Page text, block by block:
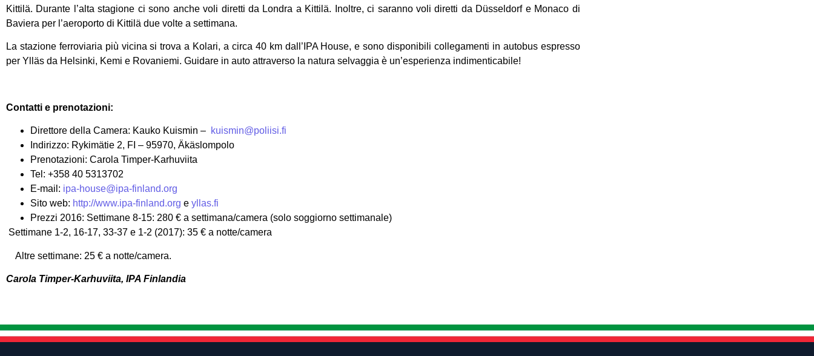
Kittilä. Durante l’alta stagione ci sono anche voli diretti da Londra a Kittilä. Inoltre, ci saranno voli diretti da Düsseldorf e Monaco di
Baviera per l’aeroporto di Kittilä due volte a settimana.
La stazione ferroviaria più vicina si trova a Kolari, a circa 40 km dall’IPA House, e sono disponibili collegamenti in autobus espresso
per Ylläs da Helsinki, Kemi e Rovaniemi. Guidare in auto attraverso la natura selvaggia è un’esperienza indimenticabile!
Contatti e prenotazioni:
Direttore della Camera: Kauko Kuismin – kuismin@poliisi.fi
Indirizzo: Rykimätie 2, FI – 95970, Äkäslompolo
Prenotazioni: Carola Timper-Karhuviita
Tel: +358 40 5313702
E-mail: ipa-house@ipa-finland.org
Sito web: http://www.ipa-finland.org e yllas.fi
Prezzi 2016: Settimane 8-15: 280 € a settimana/camera (solo soggiorno settimanale)
Settimane 1-2, 16-17, 33-37 e 1-2 (2017): 35 € a notte/camera
Altre settimane: 25 € a notte/camera.
Carola Timper-Karhuviita, IPA Finlandia